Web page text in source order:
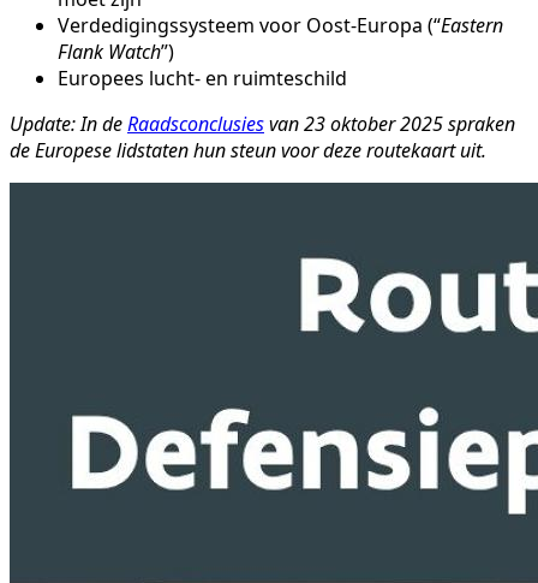
Verdedigingssysteem voor Oost-Europa (“Eastern
Flank Watch”)
Europees lucht- en ruimteschild
Update: In deRaadsconclusiesvan 23 oktober 2025 spraken
de Europese lidstaten hun steun voor deze routekaart uit.